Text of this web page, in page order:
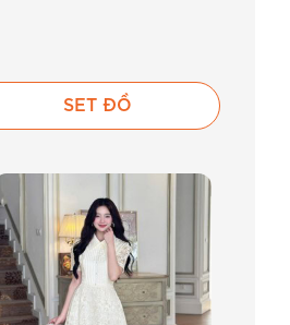
vải, chú ý đến cổ
năng động cho
sơ mi cổ thuyền: Thiết
tin sẽ mang đến cho
BEMINE sẽ giúp
truy cập website
cầu và sở thích của
SET ĐỒ